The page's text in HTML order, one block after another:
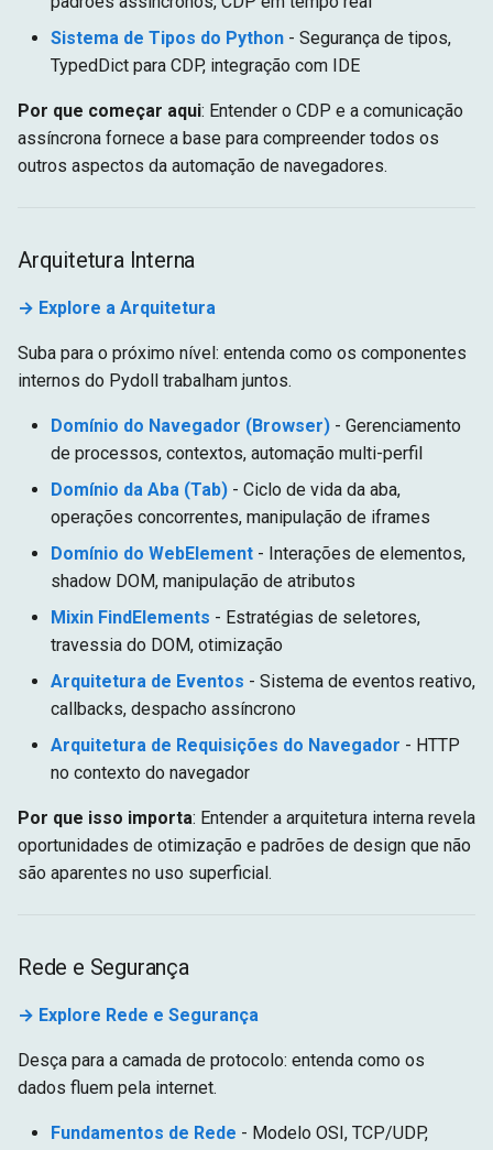
Sistema de Tipos do Python - Segurança de tipos,
TypedDict para CDP, integração com IDE
Por que começar aqui: Entender o CDP e a comunicação
assíncrona fornece a base para compreender todos os
outros aspectos da automação de navegadores.
Arquitetura Interna
→ Explore a Arquitetura
Suba para o próximo nível: entenda como os componentes
internos do Pydoll trabalham juntos.
Domínio do Navegador (Browser) - Gerenciamento
de processos, contextos, automação multi-perfil
Domínio da Aba (Tab) - Ciclo de vida da aba,
operações concorrentes, manipulação de iframes
Domínio do WebElement - Interações de elementos,
shadow DOM, manipulação de atributos
Mixin FindElements - Estratégias de seletores,
travessia do DOM, otimização
Arquitetura de Eventos - Sistema de eventos reativo,
callbacks, despacho assíncrono
Arquitetura de Requisições do Navegador - HTTP
no contexto do navegador
Por que isso importa: Entender a arquitetura interna revela
oportunidades de otimização e padrões de design que não
são aparentes no uso superficial.
Rede e Segurança
→ Explore Rede e Segurança
Desça para a camada de protocolo: entenda como os
dados fluem pela internet.
Fundamentos de Rede - Modelo OSI, TCP/UDP,